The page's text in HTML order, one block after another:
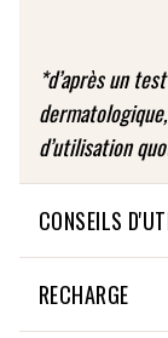
*d’après un
d’utilisation
CONSEILS
Pour parfaire
votre peau,
RECHARGE